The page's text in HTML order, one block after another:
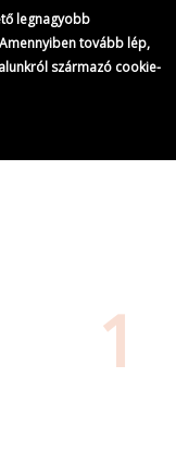
legnagyobb
tovább lép,
származó cookie-
1